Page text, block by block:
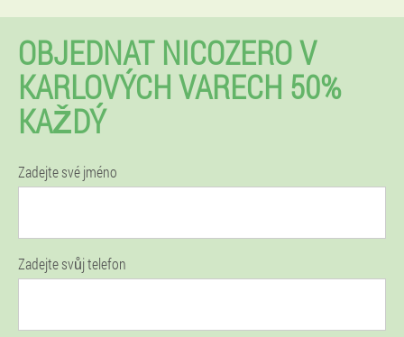
OBJEDNAT NICOZERO V
KARLOVÝCH VARECH 50%
KAŽDÝ
Zadejte své jméno
Zadejte svůj telefon